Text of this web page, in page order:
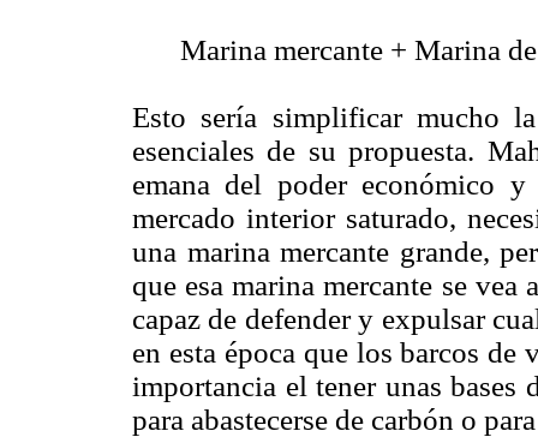
Marina mercante + Marina
Esto sería simplificar mucho
esenciales de su propuesta.
emana del poder económico
mercado interior saturado,
una marina mercante grande,
que esa marina mercante se vea
capaz de defender y expulsar
en esta época que los barcos
importancia el tener unas bases
para abastecerse de carbón o